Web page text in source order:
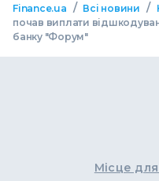
Finance.ua / Всі новини /
почав виплати
банку "Форум"
Місце